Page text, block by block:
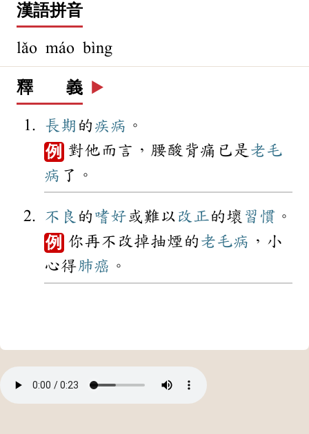
漢語拼音
lǎo máo bìng
釋 義 ▶️
長期 的 疾病 。
例 對他而言，腰酸背痛已是 老毛
病 了。
不良 的 嗜好或難以 改正的壞 習慣 。
例 你再不改掉抽煙的 老毛病 ，小
心得肺癌 。